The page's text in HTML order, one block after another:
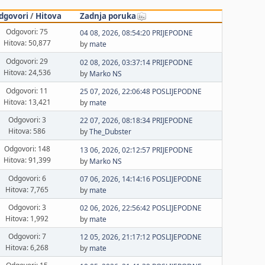
/ Hitova Zadnja poruka
Odgovori: 75
Hitova: 50,877
04 08, 2026, 08:54:20 PRIJEPODNE
by mate
Odgovori: 29
Hitova: 24,536
02 08, 2026, 03:37:14 PRIJEPODNE
by Marko NS
Odgovori: 11
Hitova: 13,421
25 07, 2026, 22:06:48 POSLIJEPODNE
by mate
Odgovori: 3
Hitova: 586
22 07, 2026, 08:18:34 PRIJEPODNE
byThe_Dubster
Odgovori: 148
Hitova: 91,399
13 06, 2026, 02:12:57 PRIJEPODNE
by Marko NS
Odgovori: 6
Hitova: 7,765
07 06, 2026, 14:14:16 POSLIJEPODNE
by mate
Odgovori: 3
Hitova: 1,992
02 06, 2026, 22:56:42 POSLIJEPODNE
by mate
Odgovori: 7
Hitova: 6,268
12 05, 2026, 21:17:12 POSLIJEPODNE
by mate